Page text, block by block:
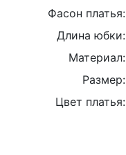
Фасон платья:
Длина юбки:
Материал:
Размер:
Цвет платья: